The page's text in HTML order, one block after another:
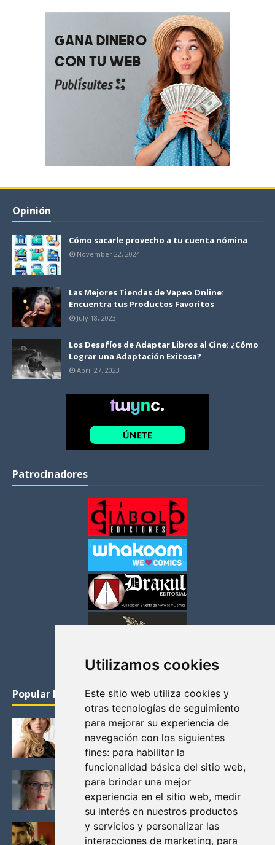
Utilizamos cookies
Este sitio web utiliza cookies y
otras tecnologías de seguimiento
para mejorar su experiencia de
navegación con los siguientes
fines: para habilitar la
funcionalidad básica del sitio web,
para brindar una mejor
experiencia en el sitio web, medir
su interés en nuestros productos
y servicios y personalizar las
interacciones de marketing, para
Opinión
Cómo sacarle provecho a tu cuenta nómina
November 22, 2024
Las Mejores Tiendas de Vapeo Online:
Encuentra tus Productos Favoritos
July 18, 2023
Los Desafíos de Adaptar Libros al Cine: ¿Cómo
Lograr una Adaptación Exitosa?
April 27, 2023
Patrocinadores
Popular Posts
KATHERYN WINNICK: LA ACTRIZ MAS GUAPA DE
VIKINGOS
Junio 14, 2013
FELICITY (EMILY BETT RICKARDS), LAS FOTOS
MAS BONITAS DE LA ALIADA DE ARROW
Noviembre 30, 2013
BLACK MIRROR: TODA TU HISTORIA. EPISODIO 3.
LA CRITICA